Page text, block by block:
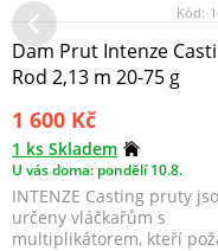
Kód:
Dam Prut Intenze
Rod 2,13 m 20-75 g
1 600 Kč
1 ks Skladem
U vás doma: pondělí 10.8.
INTENZE Casting pruty
určeny vláčkařům s
multiplikátorem, kteří